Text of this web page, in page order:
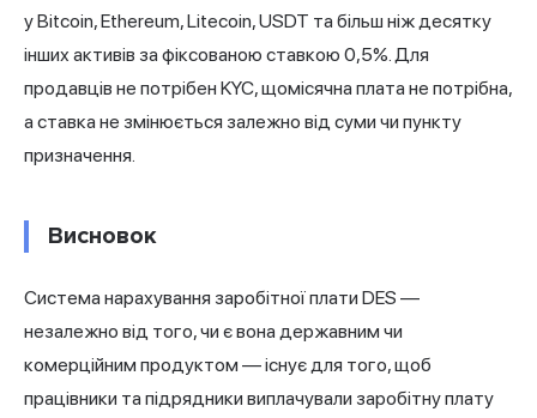
у Bitcoin, Ethereum, Litecoin, USDT та більш ніж десятку
інших активів за фіксованою ставкою 0,5%. Для
продавців не потрібен KYC, щомісячна плата не потрібна,
а ставка не змінюється залежно від суми чи пункту
призначення.
Висновок
Система нарахування заробітної плати DES —
незалежно від того, чи є вона державним чи
комерційним продуктом — існує для того, щоб
працівники та підрядники виплачували заробітну плату